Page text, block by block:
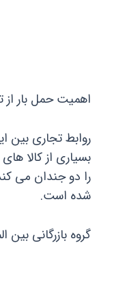
اهمیت حمل بار از
روابط تجاری بین
بسیاری از کالا
را دو جندان می
شده است.
گروه بازرگانی